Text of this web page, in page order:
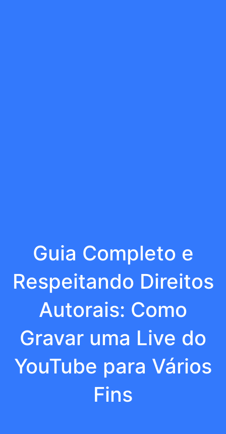
Guia Completo e
Respeitando Direitos
Autorais: Como
Gravar uma Live do
YouTube para Vários
Fins